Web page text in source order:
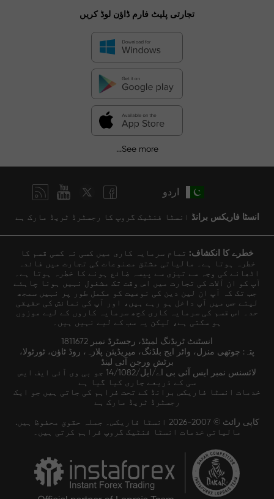
تجارتی پلیٹ فارم ڈاؤن لوڈ کریں
See more...
اردو
انسٹا فاریکس برانڈ انسٹا فنٹیک گروپ کا رجسٹرڈ ٹریڈ مارک ہے
خطرے کا انکشاف: تمام سرمایہ کاری میں کسی نہ کسی قسم کا
خطرہ ہوتا ہے۔ مالیاتی مشتق مصنوعات کی تجارت میں فائدہ
اٹھانے کی وجہ سے تیزی سے پیسہ ضائع ہونے کا خطرہ ہوتا ہے۔
آپ کو ان آلات کی تجارت میں اس وقت تک مشغول نہیں ہونا چاہئے
جب تک کہ آپ ان لین دین کی نوعیت کو مکمل طور پر نہیں سمجھ
لیتے جس میں آپ داخل ہو رہے ہیں، اور آپ کی نمائش کی حقیقی
حد۔ اس قسم کی سرمایہ کاری کچھ سرمایہ کاروں کے لیے موزوں
ہو سکتی ہے، لیکن یہ سب کے لیے نہیں ہیں۔
انسٹنٹ ٹریڈنگ لمیٹڈ، رجسٹرڈ نمبر 1811672
پتہ: چوتھی منزل، واٹر ایج بلڈنگ، میریڈیئن پلازہ، روڈ ٹاؤن، ٹورٹولا،
برٹش ورجن آئی لینڈ
لائسنس نمبر ایس آئی بی اے/ایل/14/1082 جو بی وی آئی ایف ایس
سی کے ذریعے جاری کیا گیا ہے
خدمات انسٹا فاریکس برانڈ کے تحت فراہم کی جاتی ہیں جو ایک
رجسٹرڈ ٹریڈ مارک ہے
کاپی رائٹ © 2007-2026 انسٹا فاریکس۔ جملہ حقوق محفوظ ہیں.
مالیاتی خدمات انسٹا فنٹیک گروپ فراہم کرتی ہیں۔